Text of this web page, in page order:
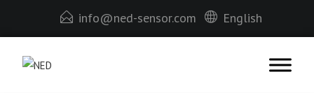
info@ned-sensor.com English